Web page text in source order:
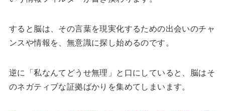
すると脳は、その言葉を現実化するための出会いのチャ
ンスや情報を、無意識に探し始めるのです。
逆に「私なんてどうせ無理」と口にしていると、脳はそ
のネガティブな証拠ばかりを集めてしまいます。